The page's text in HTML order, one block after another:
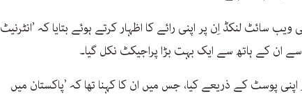
سائٹ لنکڈ اِن پر اپنی رائے کا اظہار کرتے ہوئے بتایا کہ ’انٹرنیٹ
ان کے ہاتھ سے ایک بہت بڑا پراجیکٹ نکل گیا۔
پوسٹ کے ذریعے کیا، جس میں ان کا کہنا تھا کہ ’پاکستان میں